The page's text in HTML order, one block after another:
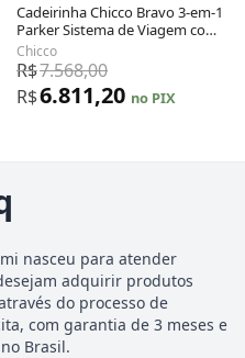
Cadeirinha Chicco Bravo 3-em-1
Parker Sistema de Viagem com
Base ISOFIX 1,8 a 13,6 kg
Chicco
R$7.568,00
R$6.811,20 no PIX
nasceu para atender
adquirir produtos
do processo de
com garantia de 3 meses e
Brasil.